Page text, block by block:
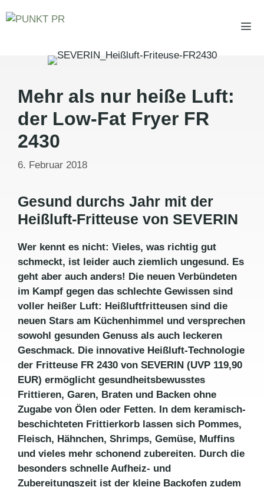
Inhalt
Mehr als nur heiße Luft:
der Low-Fat Fryer FR
2430
6. Februar 2018
Gesund durchs Jahr mit der
Heißluft-Fritteuse von SEVERIN
Wer kennt es nicht: Vieles, was richtig gut
schmeckt, ist leider auch ziemlich ungesund. Es
geht aber auch anders! Die neuen Verbündeten
im Kampf gegen das schlechte Gewissen sind
voller heißer Luft: Heißluftfritteusen sind die
neuen Stars am Küchenhimmel und versprechen
sowohl gesunden Genuss als auch leckeren
Geschmack. Die innovative Heißluft-Technologie
der Fritteuse FR 2430 von SEVERIN (UVP 119,90
EUR) ermöglicht gesundheitsbewusstes
Frittieren, Garen, Braten und Backen ohne
Zugabe von Ölen oder Fetten. In dem keramisch-
beschichteten Frittierkorb lassen sich Pommes,
Fleisch, Hähnchen, Shrimps, Gemüse, Muffins
und vieles mehr schonend zubereiten. Durch die
besonders schnelle Aufheiz- und
Zubereitungszeit ist der kleine Backofen zudem